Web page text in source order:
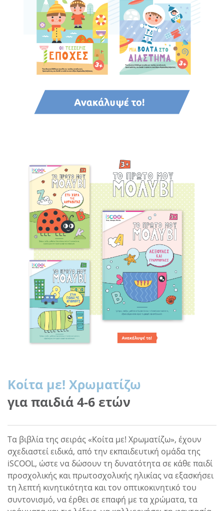
Κοίτα με! Χρωματίζω
για παιδιά 4-6 ετών
Τα βιβλία της σειράς «Κοίτα με! Χρωματίζω», έχουν
σχεδιαστεί ειδικά, από την εκπαιδευτική ομάδα της
iSCOOL, ώστε να δώσουν τη δυνατότητα σε κάθε παιδί
προσχολικής και πρωτοσχολικής ηλικίας να εξασκήσει
τη λεπτή κινητικότητα και τον οπτικοκινητικό του
συντονισμό, να έρθει σε επαφή με τα χρώματα, τα